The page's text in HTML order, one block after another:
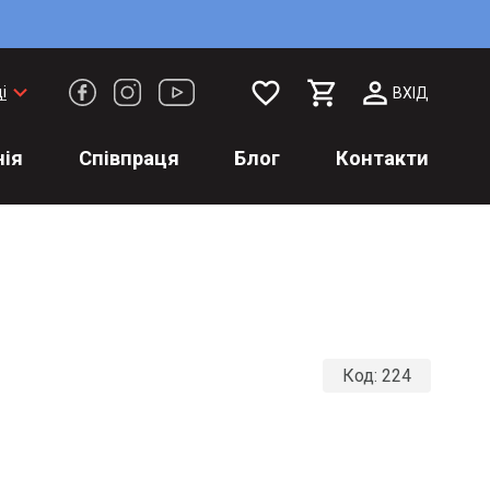
keyboard_arrow_down favorite_border ВХІД
Співпраця Блог Контакти
Код: 224